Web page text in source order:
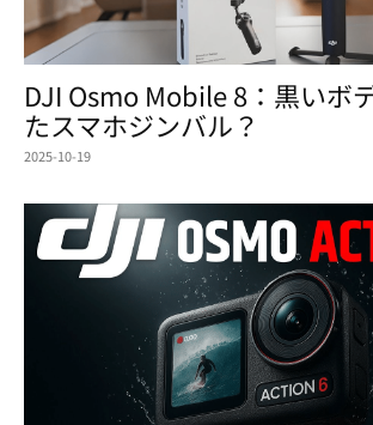
DJI Osmo Mobile 8：黒いボ
たスマホジンバル？
2025-10-19